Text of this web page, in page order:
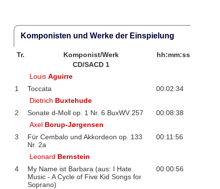
Komponisten und Werke der Einspielung
Tr. Komponist/Werk
hh:mm:ss
CD/SACD 1
LouisAguirre
1
Toccata
00:02:34
Dietrich Buxtehude
2
Sonate d-Moll op. 1 Nr. 6 BuxWV 257
00:08:38
Axel Borup-Jørgensen
3
Für Cembalo und Akkordeon op. 133
Nr. 2a
00:11:56
Leonard Bernstein
4
My Name ist Barbara (aus: I Hate
Music - A Cycle of Five Kid Songs for
Soprano)
00:00:56